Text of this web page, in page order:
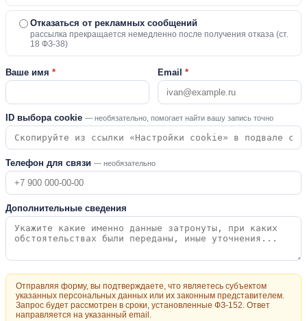
Отказаться от рекламных сообщений
рассылка прекращается немедленно после получения отказа (ст.
18 ФЗ-38)
Ваше имя * Email *
ID выбора cookie — необязательно, помогает найти вашу запись точно
Телефон для связи — необязательно
Дополнительные сведения
Отправляя форму, вы подтверждаете, что являетесь субъектом
указанных персональных данных или их законным представителем.
Запрос будет рассмотрен в сроки, установленные ФЗ-152. Ответ
направляется на указанный email.